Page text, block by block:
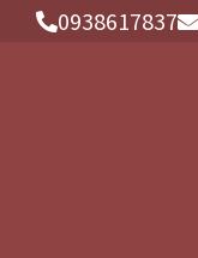
0938617837
0938617837